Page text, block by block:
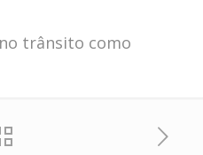
trânsito como